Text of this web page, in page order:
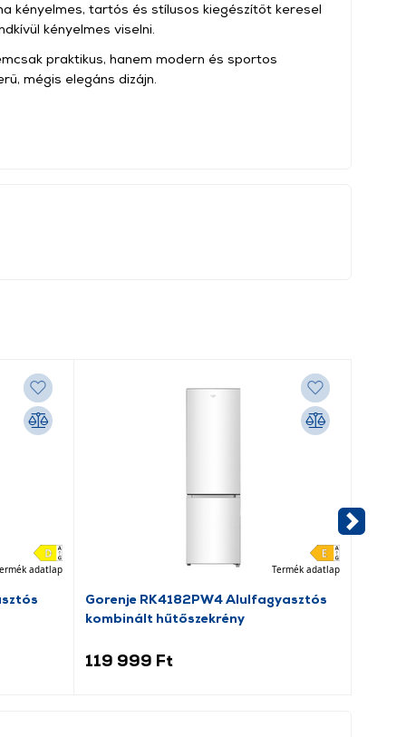
kényelmes, tartós és stílusos kiegészítőt keresel
kényelmes viselni.
praktikus, hanem modern és sportos
mégis elegáns dizájn.
adatlap Termék adatlap
Gorenje RK4182PW4 Alulfagyasztós
kombinált hűtőszekrény
119 999 Ft